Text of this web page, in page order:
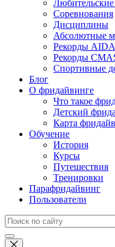
Соревнования
Дисциплины
Абсолютные
Рекорды AIDA
Рекорды
Спортивные
Блог
О фридайвинге
Что такое
Детский
Карта
Обучение
История
Курсы
Путешествия
Тренировки
Парафридайвинг
Пользователи